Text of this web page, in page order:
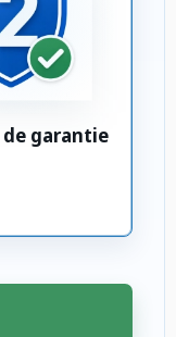
garantie